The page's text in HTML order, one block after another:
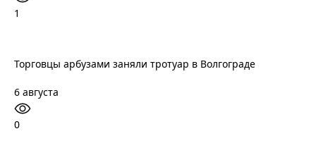
1
Торговцы арбузами заняли тротуар в Волгограде
6 августа
0